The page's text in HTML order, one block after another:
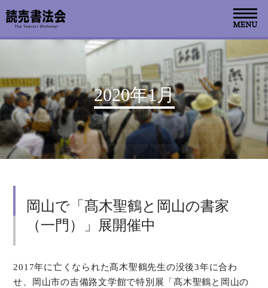
2020年1月
岡山で「髙木聖鶴と岡山の書家
（一門）」展開催中
2017年に亡くなられた髙木聖鶴先生の没後3年に合わ
せ、岡山市の吉備路文学館で特別展「髙木聖鶴と岡山の
お知らせ
読売書法会について
読売書法展
関連書道展
書道教室検索
デジタルアーカイブ